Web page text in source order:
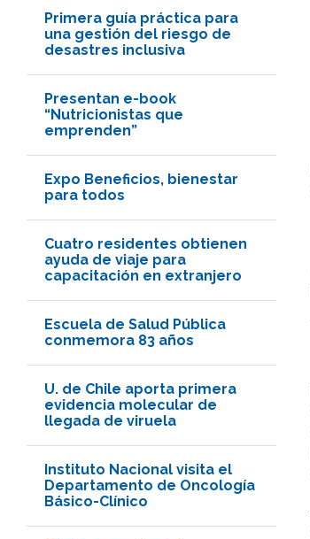
Primera guía práctica para
una gestión del riesgo de
desastres inclusiva
Presentan e-book
“Nutricionistas que
emprenden”
Expo Beneficios, bienestar
para todos
Cuatro residentes obtienen
ayuda de viaje para
capacitación en extranjero
Escuela de Salud Pública
conmemora 83 años
U. de Chile aporta primera
evidencia molecular de
llegada de viruela
Instituto Nacional visita el
Departamento de Oncología
Básico-Clínico